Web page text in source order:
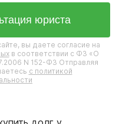
юриста
вы даете согласие на
в соответствии с ФЗ «О
N 152-ФЗ Отправляя
с политикой